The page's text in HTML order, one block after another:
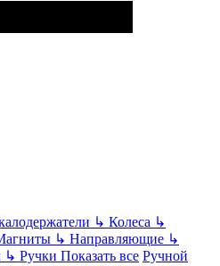
↳ Колеса ↳
↳ Направляющие ↳
↳ Ручки Показать все Ручной